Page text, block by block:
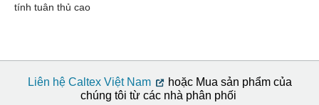
tính tuân thủ cao
Liên hệ Caltex Việt Nam
hoặc Mua sản phẩm của
chúng tôi từ các nhà phân phối